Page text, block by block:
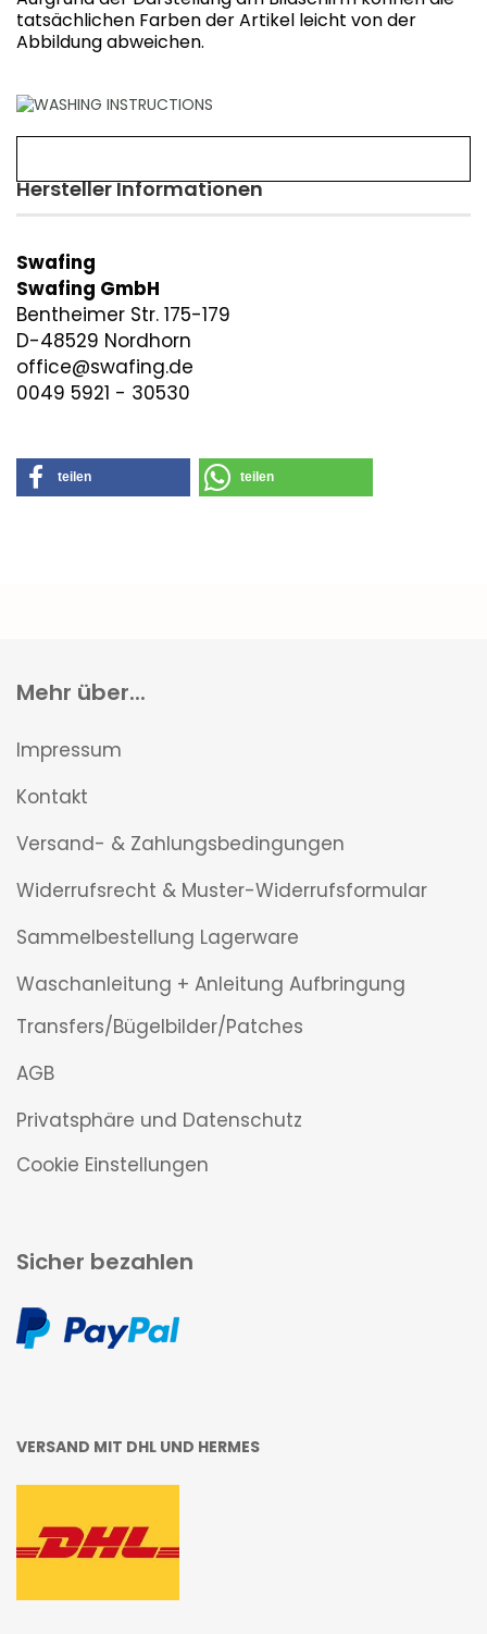
tatsächlichen Farben der Artikel leicht von der
Abbildung abweichen.
Hersteller Informationen
Swafing
Swafing GmbH
Bentheimer Str. 175-179
D-48529 Nordhorn
office@swafing.de
0049 5921 - 30530
teilen teilen
Mehr über...
Impressum
Kontakt
Versand- & Zahlungsbedingungen
Widerrufsrecht & Muster-Widerrufsformular
Sammelbestellung Lagerware
Waschanleitung + Anleitung Aufbringung
Transfers/Bügelbilder/Patches
AGB
Privatsphäre und Datenschutz
Cookie Einstellungen
Sicher bezahlen
VERSAND MIT DHL UND HERMES